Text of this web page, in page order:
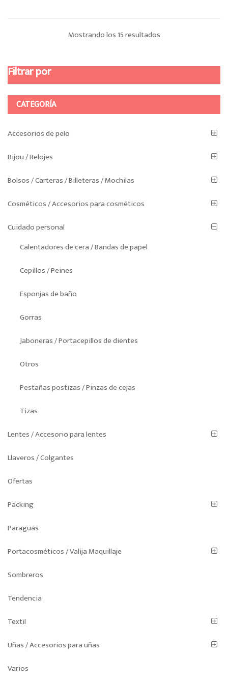
Las
elegir
en
Mostrando los 15 resultadosOrdenado
últimos
Filtrar por
CATEGORÍA
Accesorios de pelo
Bijou / Relojes
Bolsos / Carteras / Billeteras / Mochilas
Cosméticos / Accesorios para cosméticos
Cuidado personal
Calentadores de cera / Bandas de papel
Cepillos / Peines
Esponjas de baño
Gorras
Jaboneras / Portacepillos de dientes
Otros
Pestañas postizas / Pinzas de cejas
Tizas
Lentes / Accesorio para lentes
Llaveros / Colgantes
Ofertas
Packing
Paraguas
Portacosméticos / Valija Maquillaje
Sombreros
Tendencia
Textil
Uñas / Accesorios para uñas
Varios